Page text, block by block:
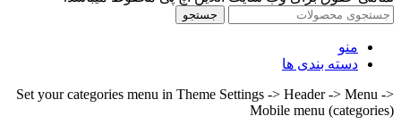
جستجو
منو
دسته بندی ها
Set your categories menu in Theme Settings -> Header -> Menu ->
Mobile menu (categories)